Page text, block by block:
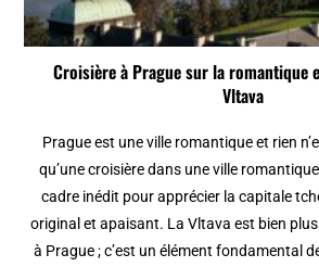
Croisière à Prague sur la romantique
Vltava
Prague est une ville romantique et rien
qu’une croisière dans une ville
cadre inédit pour apprécier la capitale
original et apaisant. La Vltava est bien plus
à Prague ; c’est un élément fondamental